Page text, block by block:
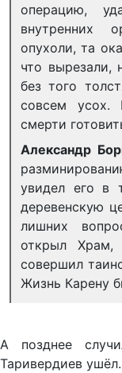
операцию,
внутренних
опухоли, та
что вырезали,
без того
совсем усох.
смерти
Александр
увидел его в
деревенскую
лишних
открыл Храм,
совершил
Жизнь Карену
А позднее
Таривердиев ушёл.